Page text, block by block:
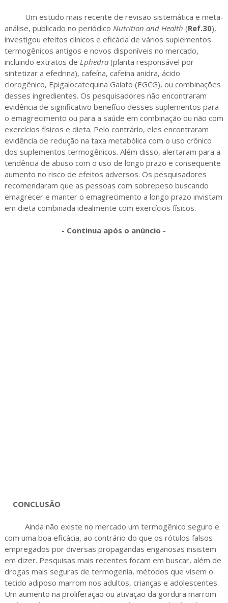
Um estudo mais recente de revisão sistemática e meta-
análise, publicado no periódico Nutrition and Health (Ref.30),
investigou efeitos clínicos e eficácia de vários suplementos
termogênicos antigos e novos disponíveis no mercado,
incluindo extratos de Ephedra(planta responsável por
sintetizar a efedrina), cafeína, cafeína anidra, ácido
clorogênico, Epigalocatequina Galato (EGCG), ou combinações
desses ingredientes. Os pesquisadores não encontraram
evidência de significativo benefício desses suplementos para
o emagrecimento ou para a saúde em combinação ou não com
exercícios físicos e dieta. Pelo contrário, eles encontraram
evidência de redução na taxa metabólica com o uso crônico
dos suplementos termogênicos. Além disso, alertaram para a
tendência de abuso com o uso de longo prazo e consequente
aumento no risco de efeitos adversos. Os pesquisadores
recomendaram que as pessoas com sobrepeso buscando
emagrecer e manter o emagrecimento a longo prazo invistam
em dieta combinada idealmente com exercícios físicos.
- Continua após o anúncio -
CONCLUSÃO
Ainda não existe no mercado um termogênico seguro e
com uma boa eficácia, ao contrário do que os rótulos falsos
empregados por diversas propagandas enganosas insistem
em dizer. Pesquisas mais recentes focam em buscar, além de
drogas mais seguras de termogenia, métodos que visem o
tecido adiposo marrom nos adultos, crianças e adolescentes.
Um aumento na proliferação ou ativação da gordura marrom